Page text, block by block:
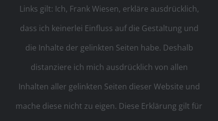
Links gilt: Ich, Frank Wiesen, erkläre ausdrücklich,
dass ich keinerlei Einfluss auf die Gestaltung und
die Inhalte der gelinkten Seiten habe. Deshalb
distanziere ich mich ausdrücklich von allen
Inhalten aller gelinkten Seiten dieser Website und
mache diese nicht zu eigen. Diese Erklärung gilt für